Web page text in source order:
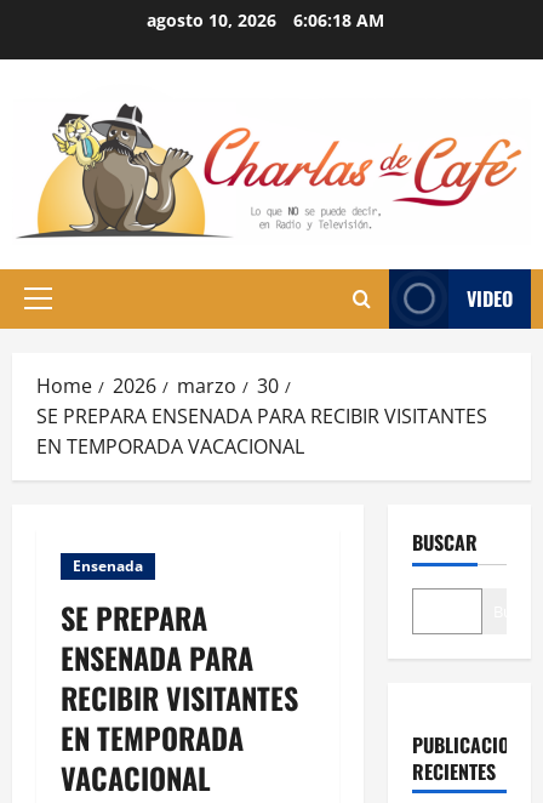
agosto 10, 2026 6:06:19 AM
Primary
VIDEO
Home 2026 marzo
30
SE PREPARA ENSENADA PARA RECIBIR VISITANTES
EN TEMPORADA VACACIONAL
Ensenada
SE PREPARA
ENSENADA PARA
RECIBIR VISITANTES
EN TEMPORADA
VACACIONAL
BUSCAR
PUBLICACIONES
RECIENTES